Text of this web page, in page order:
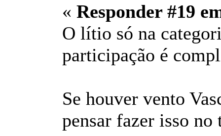
« Responder #19
O lítio só na
participação é
Se houver vento
pensar fazer isso